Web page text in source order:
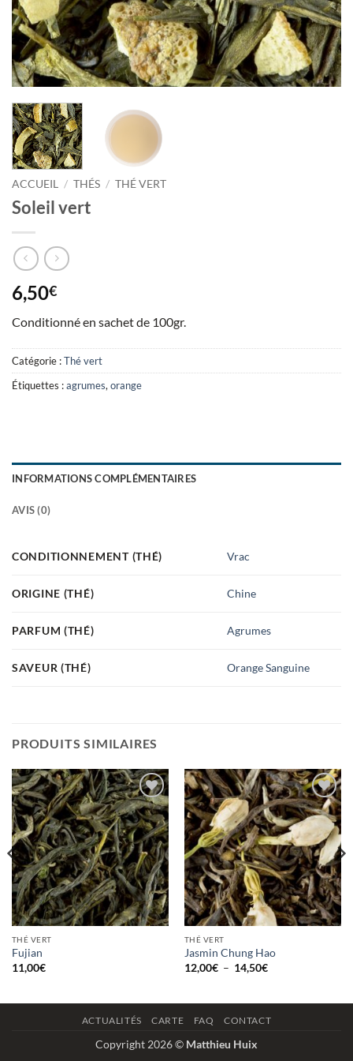
ACCUEIL / THÉS / THÉ VERT
Soleil vert
6,50€
Conditionné en sachet de 100gr.
Catégorie :Thé vert
Étiquettes :agrumes,orange
INFORMATIONS COMPLÉMENTAIRES
AVIS (0)
CONDITIONNEMENT (THÉ) Vrac
ORIGINE (THÉ) Chine
PARFUM (THÉ) Agrumes
SAVEUR (THÉ) Orange Sanguine
PRODUITS SIMILAIRES
Ajouter
à la
wishlist
THÉ VERT
Fujian
11,00€
Ajouter
à la
wishlist
THÉ VERT
Jasmin Chung Hao
12,00€ – 14,50€Plage
14,50€
ACTUALITÉS CARTE FAQ CONTACT
Copyright 2026 © Matthieu Huix